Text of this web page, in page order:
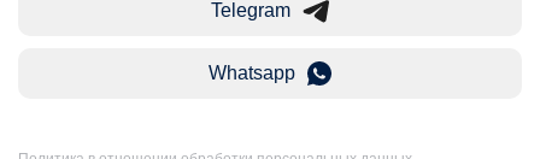
Telegram
Whatsapp